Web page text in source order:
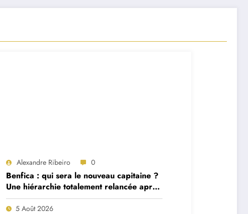
Alexandre Ribeiro 0
Benfica : qui sera le nouveau capitaine ?
Une hiérarchie totalement relancée après
deux départs majeurs
5 Août 2026